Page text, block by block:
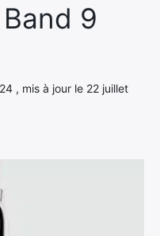
9
, mis à jour le 22 juillet